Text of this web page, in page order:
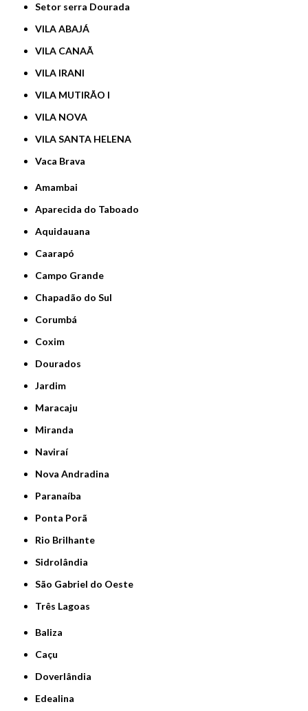
Setor serra Dourada
VILA ABAJÁ
VILA CANAÃ
VILA IRANI
VILA MUTIRÃO I
VILA NOVA
VILA SANTA HELENA
Vaca Brava
Amambai
Aparecida do Taboado
Aquidauana
Caarapó
Campo Grande
Chapadão do Sul
Corumbá
Coxim
Dourados
Jardim
Maracaju
Miranda
Naviraí
Nova Andradina
Paranaíba
Ponta Porã
Rio Brilhante
Sidrolândia
São Gabriel do Oeste
Três Lagoas
Baliza
Caçu
Doverlândia
Edealina